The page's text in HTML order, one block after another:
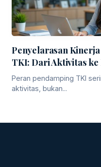
Penyelarasan
TKI: Dari Aktivitas
Peran pendamping TKI
aktivitas, bukan...